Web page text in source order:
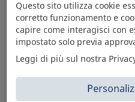
Questo sito utilizza cookie
corretto funzionamento e
capire come interagisci con
impostato solo previa
Leggi di più sul nostra